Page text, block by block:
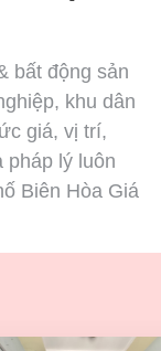
bất động sản
khu dân
giá, vị trí,
pháp lý luôn
Biên Hòa Giá